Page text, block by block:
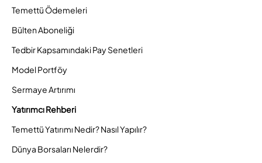
Temettü Ödemeleri
Bülten Aboneliği
Tedbir Kapsamındaki Pay Senetleri
Model Portföy
Sermaye Artırımı
Yatırımcı Rehberi
Temettü Yatırımı Nedir? Nasıl Yapılır?
Dünya Borsaları Nelerdir?